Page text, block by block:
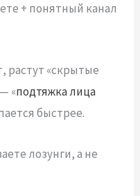
+ понятный канал
растут «скрытые
«подтяжка лица
быстрее.
лозунги, а не